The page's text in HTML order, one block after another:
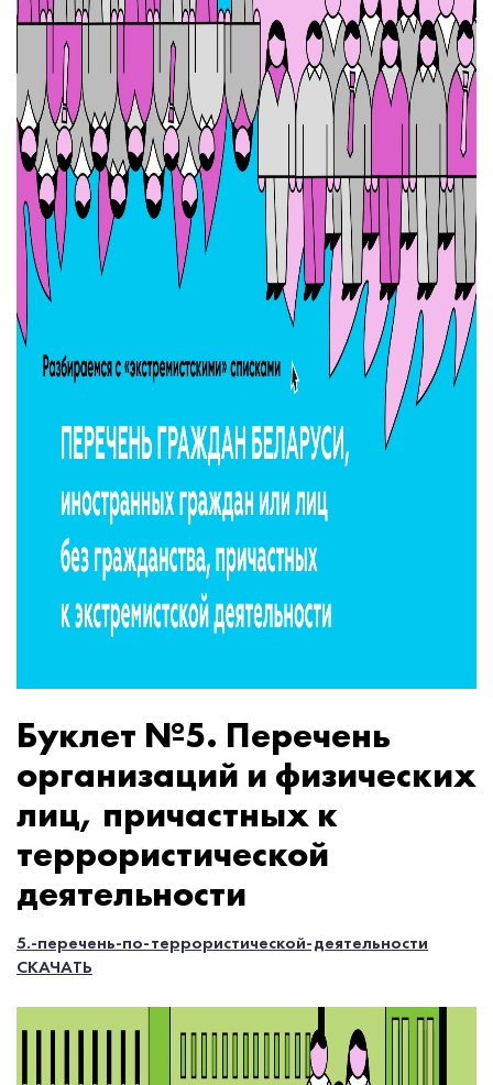
Буклет №5. Перечень
организаций и физических
лиц, причастных к
террористической
деятельности
5.-перечень-по-террористической-деятельности
СКАЧАТЬ